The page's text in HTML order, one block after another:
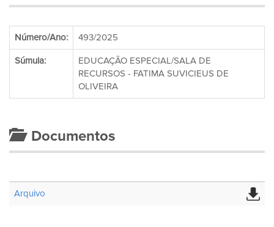
Número/Ano: 493/2025
Súmula:
EDUCAÇÃO ESPECIAL/SALA DE
RECURSOS - FATIMA SUVICIEUS DE
OLIVEIRA
Documentos
Arquivo